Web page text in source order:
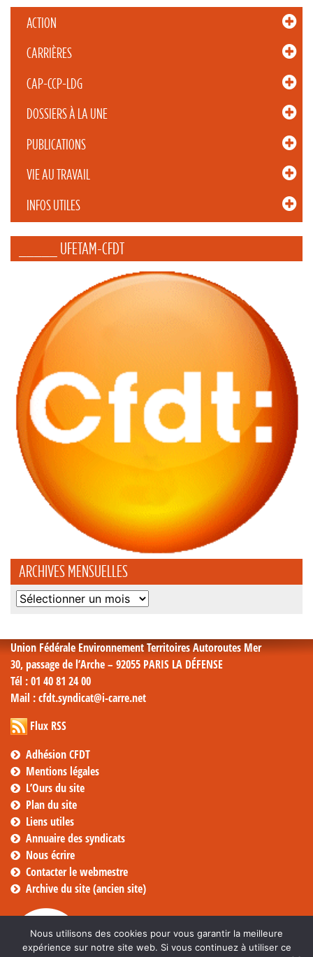
ACTION
CARRIÈRES
CAP-CCP-LDG
DOSSIERS À LA UNE
PUBLICATIONS
VIE AU TRAVAIL
INFOS UTILES
_____ UFETAM-CFDT
ARCHIVES MENSUELLES
Archives
Union Fédérale Environnement Territoires Autoroutes Mer
30, passage de l’Arche – 92055 PARIS LA DÉFENSE
Tél : 01 40 81 24 00
Mail : cfdt.syndicat@i-carre.net
Flux RSS
Adhésion CFDT
Mentions légales
L’Ours du site
Plan du site
Liens utiles
Annuaire des syndicats
Nous écrire
Contacter le webmestre
Archive du site (ancien site)
Nous utilisons des cookies pour vous garantir la meilleure
expérience sur notre site web. Si vous continuez à utiliser ce